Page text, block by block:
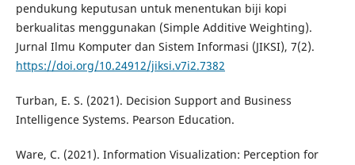
pendukung keputusan untuk menentukan biji kopi
berkualitas menggunakan (Simple Additive Weighting).
Jurnal Ilmu Komputer dan Sistem Informasi (JIKSI), 7(2).
https://doi.org/10.24912/jiksi.v7i2.7382
Turban, E. S. (2021). Decision Support and Business
Intelligence Systems. Pearson Education.
Ware, C. (2021). Information Visualization: Perception for